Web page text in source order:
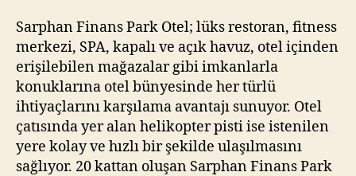
Sarphan Finans Park Otel; lüks restoran, fitness
merkezi, SPA, kapalı ve açık havuz, otel içinden
erişilebilen mağazalar gibi imkanlarla
konuklarına otel bünyesinde her türlü
ihtiyaçlarını karşılama avantajı sunuyor. Otel
çatısında yer alan helikopter pisti ise istenilen
yere kolay ve hızlı bir şekilde ulaşılmasını
sağlıyor. 20 kattan oluşan Sarphan Finans Park